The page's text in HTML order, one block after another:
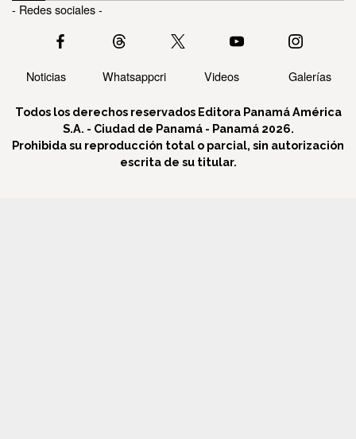
- Redes sociales -
Noticias Whatsappcri Videos Galerías
Todos los derechos reservados Editora Panamá América
S.A. - Ciudad de Panamá - Panamá 2026.
Prohibida su reproducción total o parcial, sin autorización
escrita de su titular.